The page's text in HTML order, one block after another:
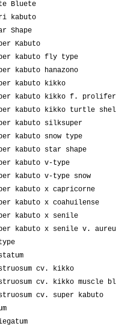
Bluete
kabuto
Shape
Kabuto
kabuto fly type
kabuto hanazono
kabuto kikko
kabuto kikko f.
kabuto kikko turtle
kabuto silksuper
kabuto snow type
kabuto star shape
kabuto v-type
kabuto v-type snow
kabuto x capricorne
kabuto x coahuilense
kabuto x senile
kabuto x senile v.
cv. kikko
cv. kikko muscle
cv. super kabuto